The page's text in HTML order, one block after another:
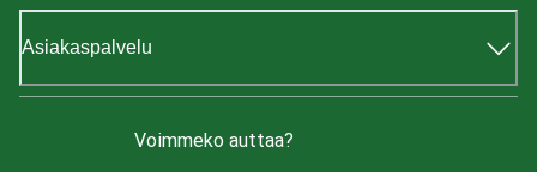
Asiakaspalvelu
Voimmeko auttaa?